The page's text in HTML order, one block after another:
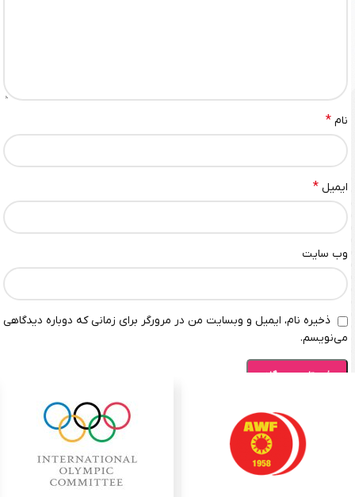
نام *
ایمیل *
وب‌ سایت
ذخیره نام، ایمیل و وبسایت من در مرورگر برای زمانی که دوباره دیدگاهی
می‌نویسم.